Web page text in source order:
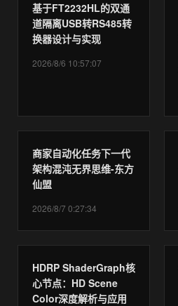
基于FT2232HL的双通
道隔离USB转RS485转
换器设计与实现
2026/8/6 10:57:07
商家自动化任务下一代
架构混沌无界思维-东方
仙盟
2026/8/7 0:27:34
HDRP ShaderGraph核
心节点：HD Scene
Color深度解析与应用